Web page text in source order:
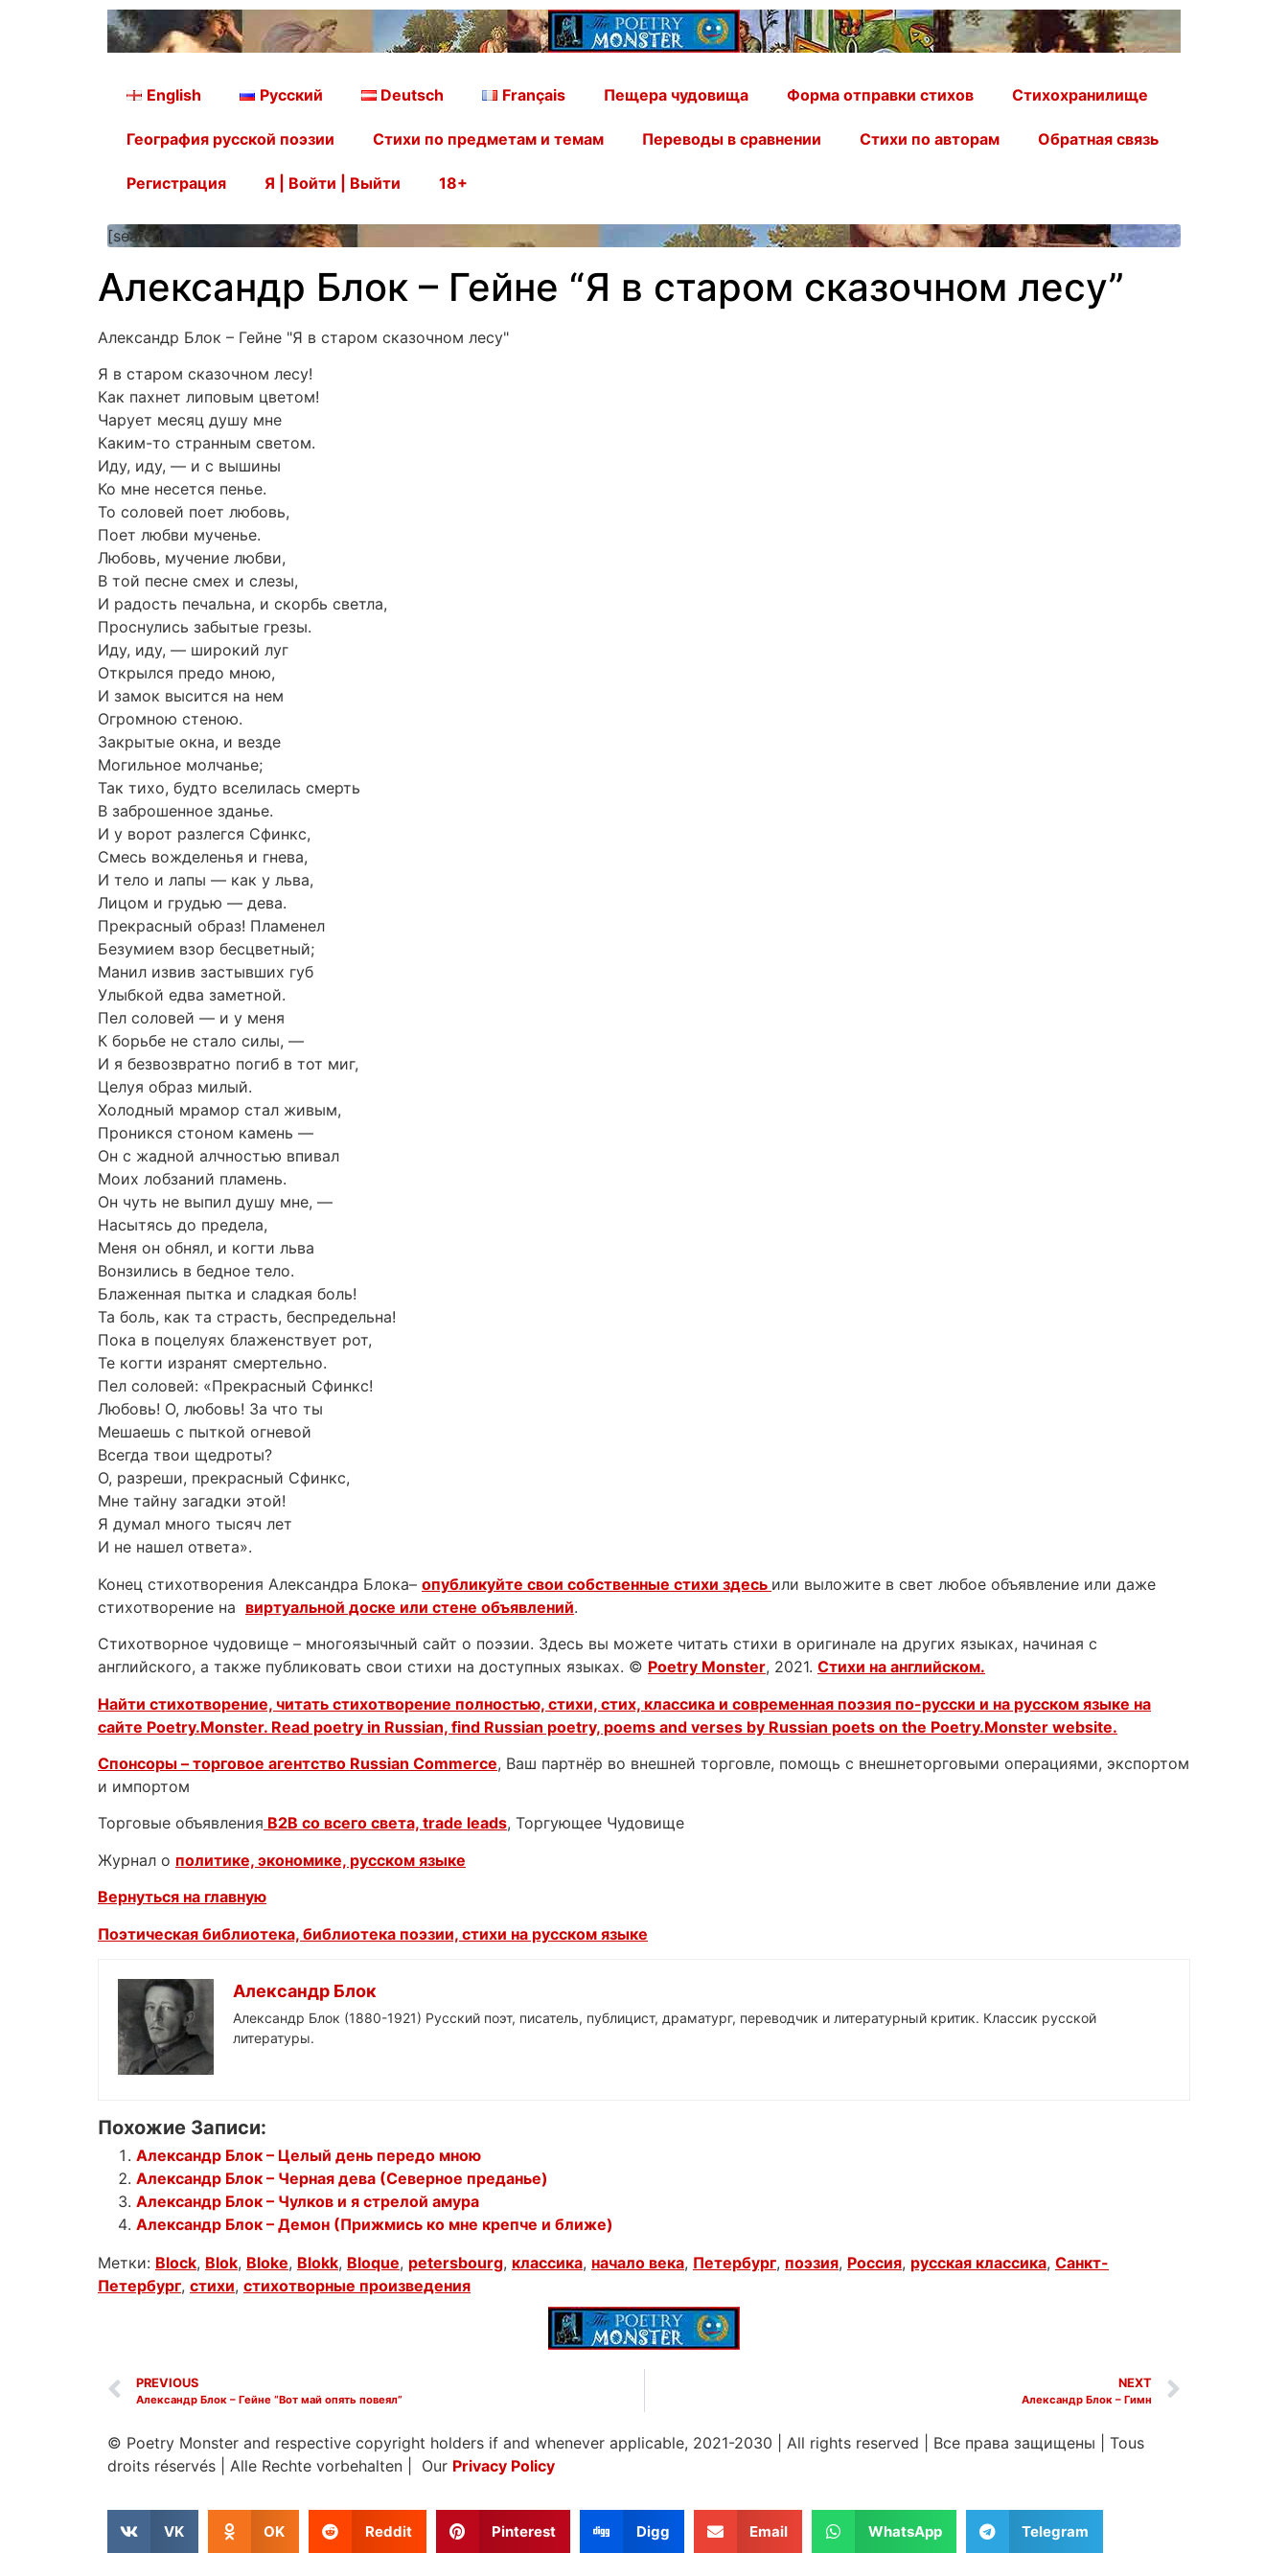
English Русский Deutsch Français Пещера чудовища Форма отправки стихов Стихохранилище
География русской поэзии Стихи по предметам и темам Переводы в сравнении Стихи по авторам Обратная связь
Регистрация Я | Войти | Выйти 18+
[searchform]
Александр Блок – Гейне “Я в старом сказочном лесу”
Александр Блок – Гейне "Я в старом сказочном лесу"
Я в старом сказочном лесу!
Как пахнет липовым цветом!
Чарует месяц душу мне
Каким-то странным светом.
Иду, иду, — и с вышины
Ко мне несется пенье.
То соловей поет любовь,
Поет любви мученье.
Любовь, мучение любви,
В той песне смех и слезы,
И радость печальна, и скорбь светла,
Проснулись забытые грезы.
Иду, иду, — широкий луг
Открылся предо мною,
И замок высится на нем
Огромною стеною.
Закрытые окна, и везде
Могильное молчанье;
Так тихо, будто вселилась смерть
В заброшенное зданье.
И у ворот разлегся Сфинкс,
Смесь вожделенья и гнева,
И тело и лапы — как у льва,
Лицом и грудью — дева.
Прекрасный образ! Пламенел
Безумием взор бесцветный;
Манил извив застывших губ
Улыбкой едва заметной.
Пел соловей — и у меня
К борьбе не стало силы, —
И я безвозвратно погиб в тот миг,
Целуя образ милый.
Холодный мрамор стал живым,
Проникся стоном камень —
Он с жадной алчностью впивал
Моих лобзаний пламень.
Он чуть не выпил душу мне, —
Насытясь до предела,
Меня он обнял, и когти льва
Вонзились в бедное тело.
Блаженная пытка и сладкая боль!
Та боль, как та страсть, беспредельна!
Пока в поцелуях блаженствует рот,
Те когти изранят смертельно.
Пел соловей: «Прекрасный Сфинкс!
Любовь! О, любовь! За что ты
Мешаешь с пыткой огневой
Всегда твои щедроты?
О, разреши, прекрасный Сфинкс,
Мне тайну загадки этой!
Я думал много тысяч лет
И не нашел ответа».
Конец стихотворения Александра Блока– опубликуйте свои собственные стихи здесь или выложите в свет любое объявление или даже
стихотворение на виртуальной доске или стене объявлений.
Стихотворное чудовище – многоязычный сайт о поэзии. Здесь вы можете читать стихи в оригинале на других языках, начиная с
английского, а также публиковать свои стихи на доступных языках. © Poetry Monster, 2021. Стихи на английском.
Найти стихотворение, читать стихотворение полностью, стихи, стих, классика и современная поэзия по-русски и на русском языке на
сайте Poetry.Monster. Read poetry in Russian, find Russian poetry, poems and verses by Russian poets on the Poetry.Monster website.
Спонсоры – торговое агентство Russian Commerce, Ваш партнёр во внешней торговле, помощь с внешнеторговыми операциями, экспортом
и импортом
Торговые объявления B2B со всего света, trade leads, Торгующее Чудовище
Журнал о политике, экономике, русском языке
Вернуться на главную
Поэтическая библиотека, библиотека поэзии, стихи на русском языке
Александр Блок
Александр Блок (1880-1921) Русский поэт, писатель, публицист, драматург, переводчик и литературный критик. Классик русской
литературы.
Похожие Записи:
Александр Блок – Целый день передо мною
Александр Блок – Черная дева (Северное преданье)
Александр Блок – Чулков и я стрелой амура
Александр Блок – Демон (Прижмись ко мне крепче и ближе)
Метки: Block, Blok, Bloke, Blokk, Bloque, petersbourg, классика, начало века, Петербург, поэзия, Россия, русская классика, Санкт-
Петербург, стихи, стихотворные произведения
PREVIOUS
Александр Блок – Гейне “Вот май опять повеял”
NEXT
Александр Блок – Гимн
© Poetry Monster and respective copyright holders if and whenever applicable, 2021-2030 All rights reserved Все права защищены
Tous
droits réservés
Alle Rechte vorbehalten | Our Privacy Policy
VK OK Reddit Pinterest Digg Email WhatsApp Telegram